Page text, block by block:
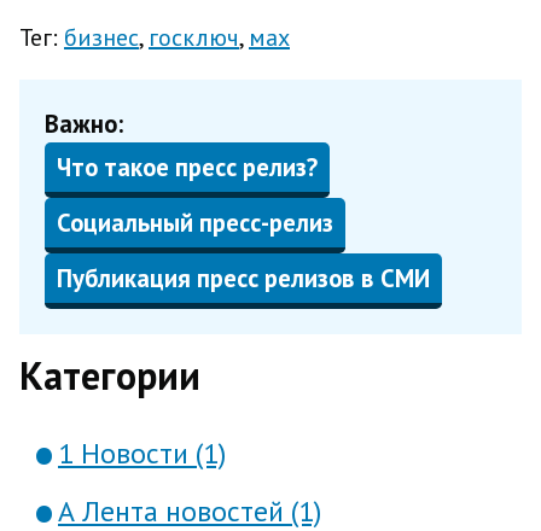
Тег: бизнес госключ мах
Важно:
Что такое пресс релиз?
Социальный пресс-релиз
Публикация пресс релизов в СМИ
Категории
1 Новости (1)
А Лента новостей (1)